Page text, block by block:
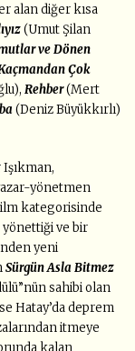
alan diğer kısa
(Umut Şilan
ve Dönen
Çok
Rehber(Mert
(Deniz Büyükkırlı)
yönetmen
kategorisinde
yönettiği ve bir
yeni
Sürgün Asla Bitmez
sahibi olan
Hatay’da deprem
itmeye
kalan